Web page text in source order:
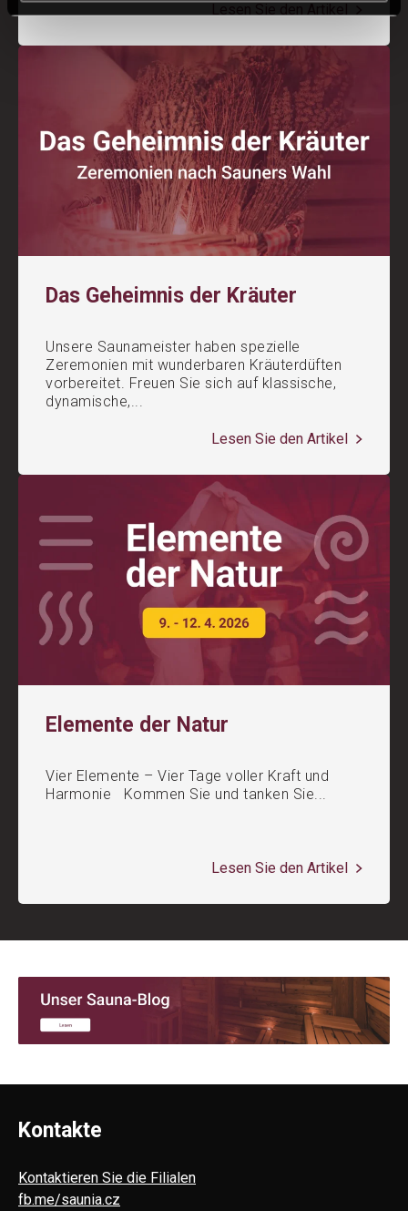
Das Geheimnis der Kräuter
Unsere Saunameister haben spezielle
Zeremonien mit wunderbaren Kräuterdüften
vorbereitet. Freuen Sie sich auf klassische,
dynamische,...
Lesen Sie den Artikel
Elemente der Natur
Vier Elemente – Vier Tage voller Kraft und
Harmonie Kommen Sie und tanken Sie...
Lesen Sie den Artikel
Kontakte
Kontaktieren Sie die Filialen
fb.me/saunia.cz